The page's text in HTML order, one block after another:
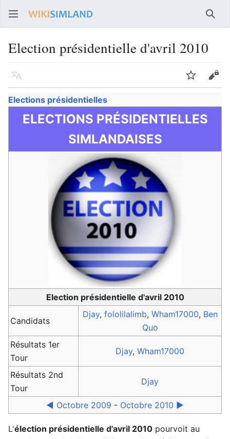
Election présidentielle d'avril 2010
Langue Suivre
Elections présidentielles
ELECTIONS PRÉSIDENTIELLES
SIMLANDAISES
Election présidentielle d'avril 2010
Candidats
Djay, fololilalimb, Wham17000, Ben
Quo
Résultats 1er
Tour
Djay, Wham17000
Résultats 2nd
Tour
Djay
◄ Octobre 2009 - Octobre 2010 ►
L'élection présidentielle d'avril 2010 pourvoit au